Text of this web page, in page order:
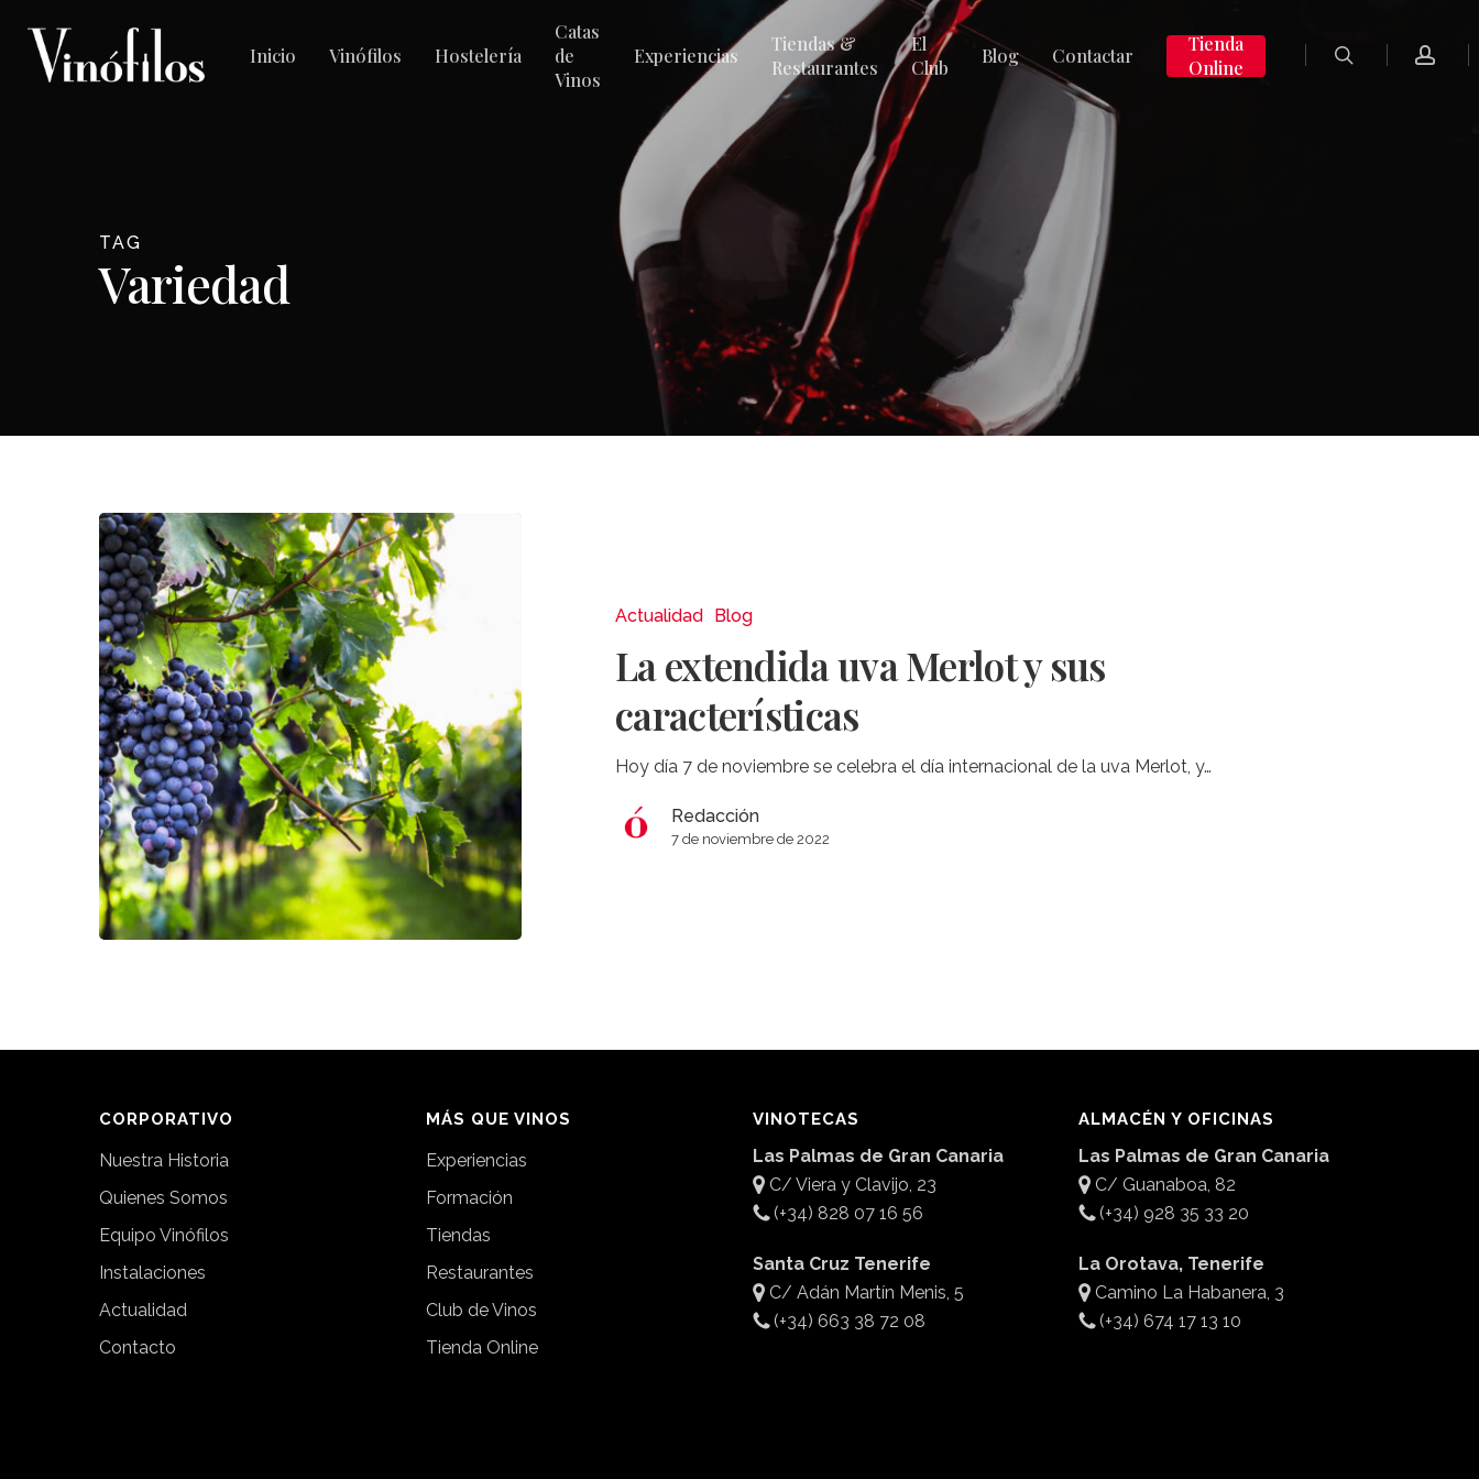
Inicio Vinófilos Hostelería
Catas
de
Vinos
Experiencias
Tiendas &
Restaurantes
El
Club
Blog Contactar
Tienda
Online
TAG
Variedad
Actualidad Blog
La extendida uva Merlot y sus
características
Hoy día 7 de noviembre se celebra el día internacional de la uva Merlot, y…
Redacción
7 de noviembre de 2022
CORPORATIVO
Nuestra Historia
Quienes Somos
Equipo Vinófilos
Instalaciones
Actualidad
Contacto
MÁS QUE VINOS
Experiencias
Formación
Tiendas
Restaurantes
Club de Vinos
Tienda Online
VINOTECAS
Las Palmas de Gran Canaria
C/ Viera y Clavijo, 23
(+34) 828 07 16 56
Santa Cruz Tenerife
C/ Adán Martín Menis, 5
(+34) 663 38 72 08
ALMACÉN Y OFICINAS
Las Palmas de Gran Canaria
C/ Guanaboa, 82
(+34) 928 35 33 20
La Orotava, Tenerife
Camino La Habanera, 3
(+34) 674 17 13 10